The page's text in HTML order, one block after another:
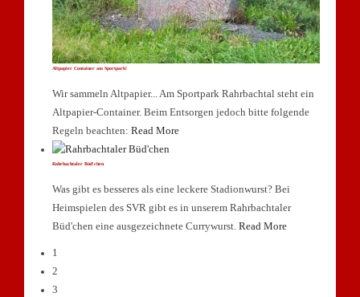
Altpapier Container am Sportpark!
Wir sammeln Altpapier... Am Sportpark Rahrbachtal steht ein
Altpapier-Container. Beim Entsorgen jedoch bitte folgende
Regeln beachten: Read More
Rahrbachtaler Büd'chen
Was gibt es besseres als eine leckere Stadionwurst? Bei
Heimspielen des SVR gibt es in unserem Rahrbachtaler
Büd'chen eine ausgezeichnete Currywurst. Read More
1
2
3